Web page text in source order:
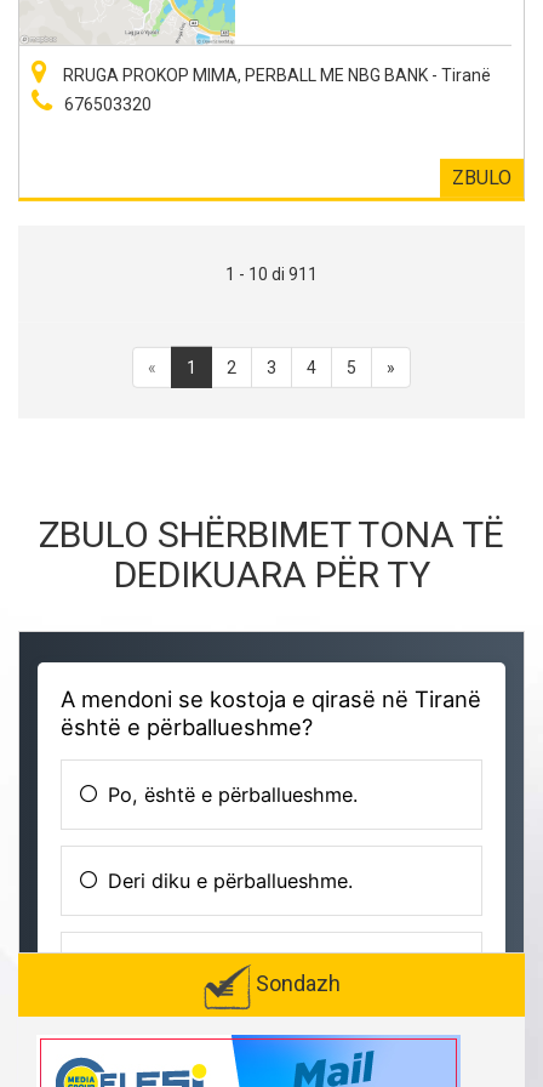
RRUGA PROKOP MIMA, PERBALL ME NBG BANK - Tiranë
676503320
ZBULO
1 - 10 di 911
« 1 2 3 4 5 »
ZBULO SHËRBIMET TONA TË
DEDIKUARA PËR TY
Sondazh